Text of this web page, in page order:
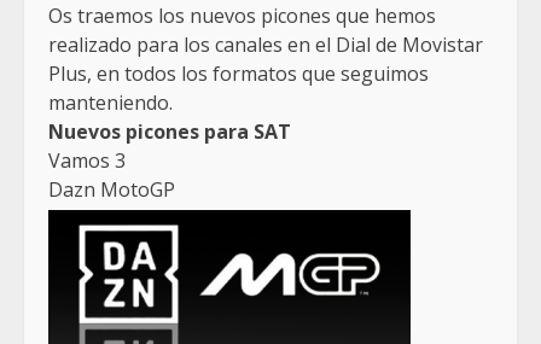
Os traemos los nuevos picones que hemos
realizado para los canales en el Dial de Movistar
Plus, en todos los formatos que seguimos
manteniendo.
Nuevos picones para SAT
Vamos 3
Dazn MotoGP